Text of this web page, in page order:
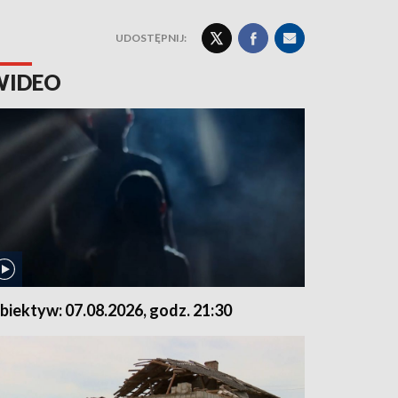
UDOSTĘPNIJ:
07.08.2026, godz. 21:30